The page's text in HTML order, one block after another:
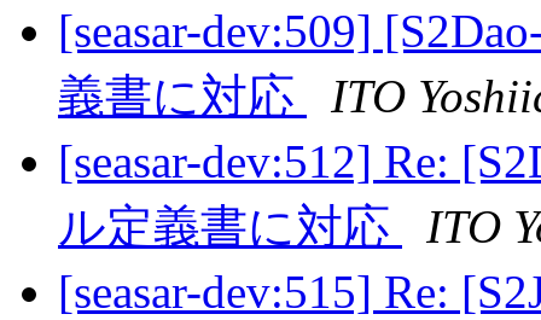
[seasar-dev:509]
義書に対応
ITO
[seasar-dev:512] Re:
ル定義書に対応
ITO
[seasar-dev:515] Re: